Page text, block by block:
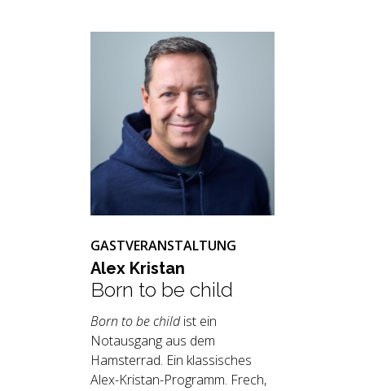
GASTVERANSTALTUNG
Alex Kristan
Born to be child
Born to be childist ein
Notausgang aus dem
Hamsterrad. Ein klassisches
Alex-Kristan-Programm. Frech,